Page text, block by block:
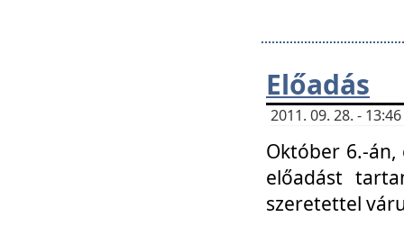
Előadás
2011. 09. 28. -
Október 6.-
előadást
szeretettel